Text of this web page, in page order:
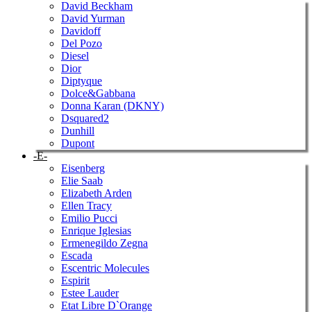
David Beckham
David Yurman
Davidoff
Del Pozo
Diesel
Dior
Diptyque
Dolce&Gabbana
Donna Karan (DKNY)
Dsquared2
Dunhill
Dupont
-E-
Eisenberg
Elie Saab
Elizabeth Arden
Ellen Tracy
Emilio Pucci
Enrique Iglesias
Ermenegildo Zegna
Escada
Escentric Molecules
Espirit
Estee Lauder
Etat Libre D`Orange